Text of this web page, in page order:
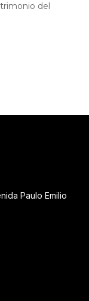
del
Paulo Emilio